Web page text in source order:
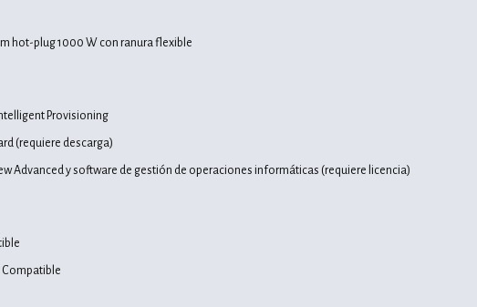
hot-plug 1000 W con ranura flexible
Provisioning
(requiere descarga)
Advanced y software de gestión de operaciones informáticas (requiere licencia)
Compatible